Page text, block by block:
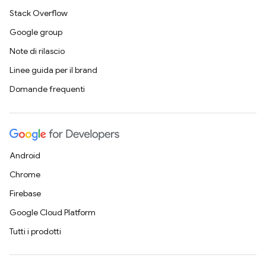
Stack Overflow
Google group
Note di rilascio
Linee guida per il brand
Domande frequenti
Android
Chrome
Firebase
Google Cloud Platform
Tutti i prodotti